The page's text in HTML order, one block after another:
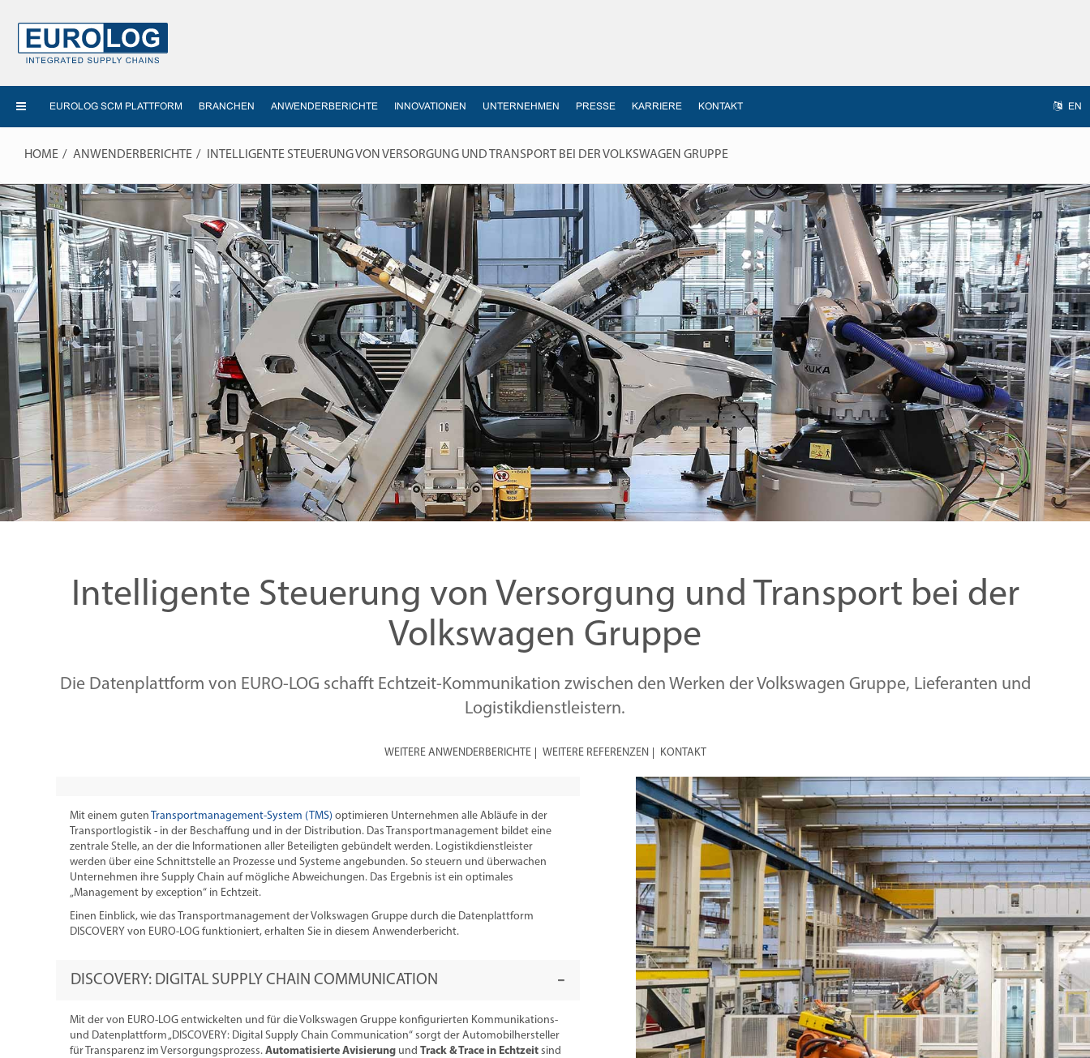
EN
EUROLOG SCM PLATTFORM BRANCHEN ANWENDERBERICHTE INNOVATIONEN UNTERNEHMEN PRESSE KARRIERE KONTAKT
HOME ANWENDERBERICHTE INTELLIGENTE STEUERUNG VON VERSORGUNG UND TRANSPORT BEI DER VOLKSWAGEN GRUPPE
Intelligente Steuerung von Versorgung und Transport bei der
Volkswagen Gruppe
Die Datenplattform von EURO-LOG schafft Echtzeit-Kommunikation zwischen den Werken der Volkswagen Gruppe, Lieferanten und
Logistikdienstleistern.
WEITERE ANWENDERBERICHTE WEITERE REFERENZEN KONTAKT
Mit einem guten Transportmanagement-System (TMS) optimieren Unternehmen alle Abläufe in der
Transportlogistik - in der Beschaffung und in der Distribution. Das Transportmanagement bildet eine
zentrale Stelle, an der die Informationen aller Beteiligten gebündelt werden. Logistikdienstleister
werden über eine Schnittstelle an Prozesse und Systeme angebunden. So steuern und überwachen
Unternehmen ihre Supply Chain auf mögliche Abweichungen. Das Ergebnis ist ein optimales
„Management by exception“ in Echtzeit.
Einen Einblick, wie das Transportmanagement der Volkswagen Gruppe durch die Datenplattform
DISCOVERY von EURO-LOG funktioniert, erhalten Sie in diesem Anwenderbericht.
DISCOVERY: DIGITAL SUPPLY CHAIN COMMUNICATION
Mit der von EURO-LOG entwickelten und für die Volkswagen Gruppe konfigurierten Kommunikations-
und Datenplattform „DISCOVERY: Digital Supply Chain Communication“ sorgt der Automobilhersteller
für Transparenz im Versorgungsprozess. Automatisierte Avisierungund Track & Trace in Echtzeitsind